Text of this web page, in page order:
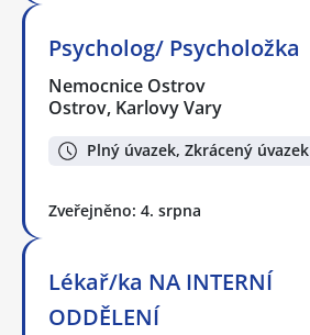
Psycholog/ Psycholožka
Nemocnice Ostrov
Ostrov, Karlovy Vary
Plný úvazek, Zkrácený úvazek
Zveřejněno: 4. srpna
Lékař/ka NA INTERNÍ
ODDĚLENÍ